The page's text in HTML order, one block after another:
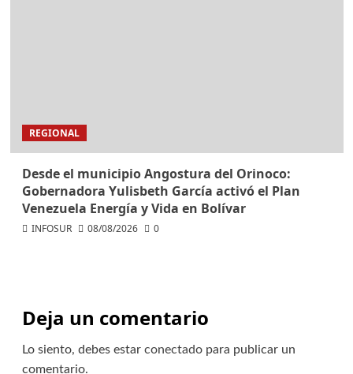
REGIONAL
Desde el municipio Angostura del Orinoco:
Gobernadora Yulisbeth García activó el Plan
Venezuela Energía y Vida en Bolívar
INFOSUR 08/08/2026 0
Deja un comentario
Lo siento, debes estar conectadopara publicar un
comentario.